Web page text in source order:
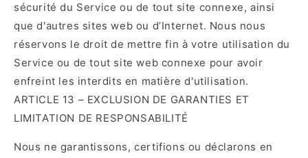
sécurité du Service ou de tout site connexe, ainsi
que d'autres sites web ou d’Internet. Nous nous
réservons le droit de mettre fin à votre utilisation du
Service ou de tout site web connexe pour avoir
enfreint les interdits en matière d'utilisation.
ARTICLE 13 – EXCLUSION DE GARANTIES ET
LIMITATION DE RESPONSABILITÉ
Nous ne garantissons, certifions ou déclarons en